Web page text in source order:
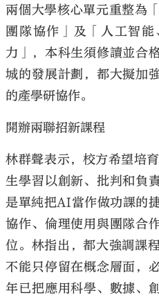
兩個大學核心單元重整為
團隊協作」及「人工智
力」，本科生須修讀並合
城的發展計劃，都大擬加
的產學研協作。
開辦兩聯招新課程
林群聲表示，校方希望培
生學習以創新、批判和負
是單純把AI當作做功課的
協作、倫理使用與團隊合
位。林指出，都大強調課
不能只停留在概念層面，
年已把應用科學、數據、